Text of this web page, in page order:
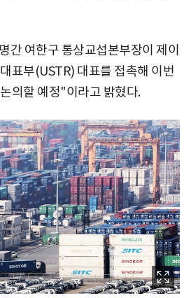
간 여한구 통상교섭본부장이 제이
표부(USTR) 대표를 접촉해 이번
의할 예정"이라고 밝혔다.